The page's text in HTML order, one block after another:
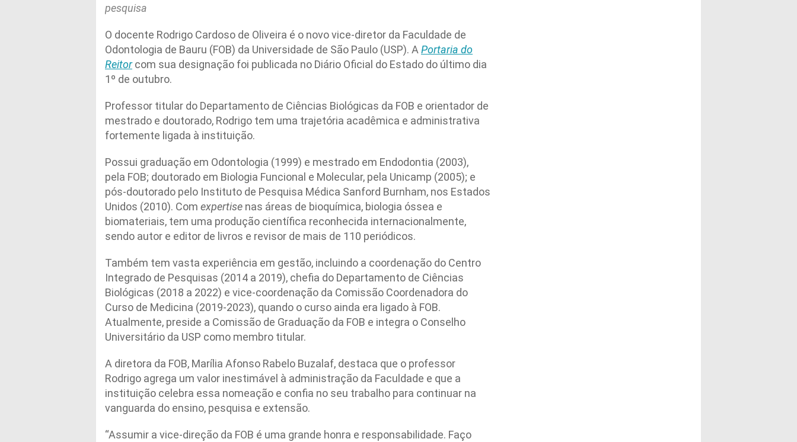
pesquisa
O docente Rodrigo Cardoso de Oliveira é o novo vice-diretor da Faculdade de
Odontologia de Bauru (FOB) da Universidade de São Paulo (USP). A Portaria do
Reitorcom sua designação foi publicada no Diário Oficial do Estado do último dia
1º de outubro.
Professor titular do Departamento de Ciências Biológicas da FOB e orientador de
mestrado e doutorado, Rodrigo tem uma trajetória acadêmica e administrativa
fortemente ligada à instituição.
Possui graduação em Odontologia (1999) e mestrado em Endodontia (2003),
pela FOB; doutorado em Biologia Funcional e Molecular, pela Unicamp (2005); e
pós-doutorado pelo Instituto de Pesquisa Médica Sanford Burnham, nos Estados
Unidos (2010). Com expertise nas áreas de bioquímica, biologia óssea e
biomateriais, tem uma produção científica reconhecida internacionalmente,
sendo autor e editor de livros e revisor de mais de 110 periódicos.
Também tem vasta experiência em gestão, incluindo a coordenação do Centro
Integrado de Pesquisas (2014 a 2019), chefia do Departamento de Ciências
Biológicas (2018 a 2022) e vice-coordenação da Comissão Coordenadora do
Curso de Medicina (2019-2023), quando o curso ainda era ligado à FOB.
Atualmente, preside a Comissão de Graduação da FOB e integra o Conselho
Universitário da USP como membro titular.
A diretora da FOB, Marília Afonso Rabelo Buzalaf, destaca que o professor
Rodrigo agrega um valor inestimável à administração da Faculdade e que a
instituição celebra essa nomeação e confia no seu trabalho para continuar na
vanguarda do ensino, pesquisa e extensão.
“Assumir a vice-direção da FOB é uma grande honra e responsabilidade. Faço